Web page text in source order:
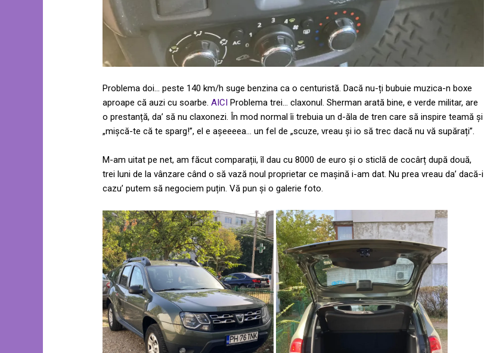
Problema doi… peste 140 km/h suge benzina ca o centuristă. Dacă nu-ți bubuie muzica-n boxe
aproape că auzi cu soarbe.AICI Problema trei… claxonul. Sherman arată bine, e verde militar, are
o prestanță, da’ să nu claxonezi. În mod normal îi trebuia un d-ăla de tren care să inspire teamă și
„mișcă-te că te sparg!”, el e așeeeea… un fel de „scuze, vreau și io să trec dacă nu vă supărați”.
M-am uitat pe net, am făcut comparații, îl dau cu 8000 de euro și o sticlă de cocârț după două,
trei luni de la vânzare când o să vază noul proprietar ce mașină i-am dat. Nu prea vreau da’ dacă-i
cazu’ putem să negociem puțin. Vă pun și o galerie foto.